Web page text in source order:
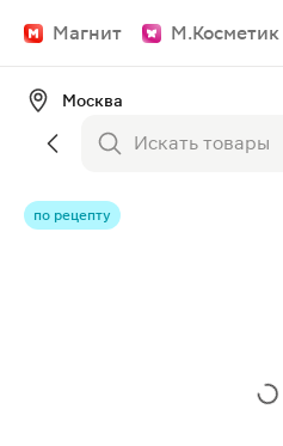
Магнит М.Косметик
Москва
по рецепту